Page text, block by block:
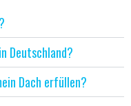
Deutschland?
Dach erfüllen?